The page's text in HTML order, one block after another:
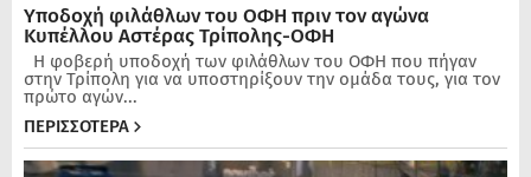
Υποδοχή φιλάθλων του ΟΦΗ πριν τον αγώνα
Κυπέλλου Αστέρας Τρίπολης-ΟΦΗ
Η φοβερή υποδοχή των φιλάθλων του ΟΦΗ που πήγαν
στην Τρίπολη για να υποστηρίξουν την ομάδα τους, για τον
πρώτο αγών...
ΠΕΡΙΣΣΟΤΕΡΑ